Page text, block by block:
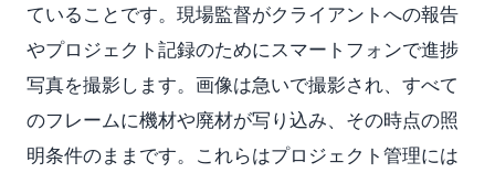
ていることです。現場監督がクライアントへの報告
やプロジェクト記録のためにスマートフォンで進捗
写真を撮影します。画像は急いで撮影され、すべて
のフレームに機材や廃材が写り込み、その時点の照
明条件のままです。これらはプロジェクト管理には